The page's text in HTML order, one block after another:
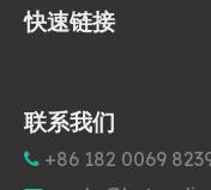
快速链接
联系我们
 +86 182 0069